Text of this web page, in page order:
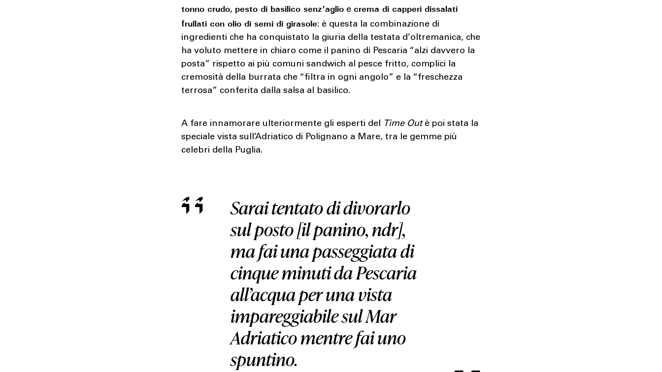
tonno crudo, pesto di basilico senz’aglio e crema di capperi dissalati
frullati con olio di semi di girasole: è questa la combinazione di
ingredienti che ha conquistato la giuria della testata d’oltremanica, che
ha voluto mettere in chiaro come il panino di Pescaria “alzi davvero la
posta” rispetto ai più comuni sandwich al pesce fritto, complici la
cremosità della burrata che “filtra in ogni angolo” e la “freschezza
terrosa” conferita dalla salsa al basilico.
A fare innamorare ulteriormente gli esperti del Time Outè poi stata la
speciale vista sull’Adriatico di Polignano a Mare, tra le gemme più
celebri della Puglia.
Sarai tentato di divorarlo
sul posto [il panino, ndr],
ma fai una passeggiata di
cinque minuti da Pescaria
all’acqua per una vista
impareggiabile sul Mar
Adriatico mentre fai uno
spuntino.